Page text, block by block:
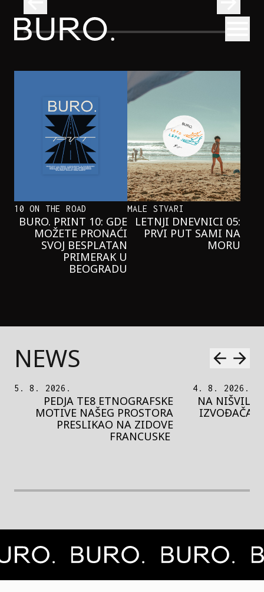
BURO.
ONAJ JEDAN PROIZVOD KOJI
STALNO SELIMO SA POLICE U
TORBE
10 ON THE ROAD
BURO. PRINT 10: GDE
MOŽETE PRONAĆI
SVOJ BESPLATAN
PRIMERAK U
BEOGRADU
MALE STVARI
LETNJI DNEVNICI 05:
PRVI PUT SAMI NA
MORU
NEWS
5. 8. 2026.
PEDJA TE8 ETNOGRAFSKE
MOTIVE NAŠEG PROSTORA
PRESLIKAO NA ZIDOVE
FRANCUSKE
4. 8. 2026.
NA NIŠVILU
IZVOĐAČA